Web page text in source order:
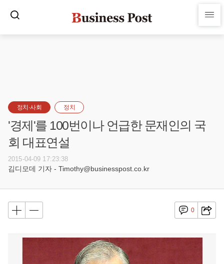
정치·사회 정치
'경제'를 100번이나 언급한 문재인의 국
회 대표연설
2015-04-09 17:23:38
김디모데 기자 - Timothy@businesspost.co.kr
0